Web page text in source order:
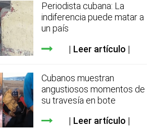
Periodista cubana: La
indiferencia puede matar a
un país
Leer artículo
Cubanos muestran
angustiosos momentos de
su travesía en bote
Leer artículo